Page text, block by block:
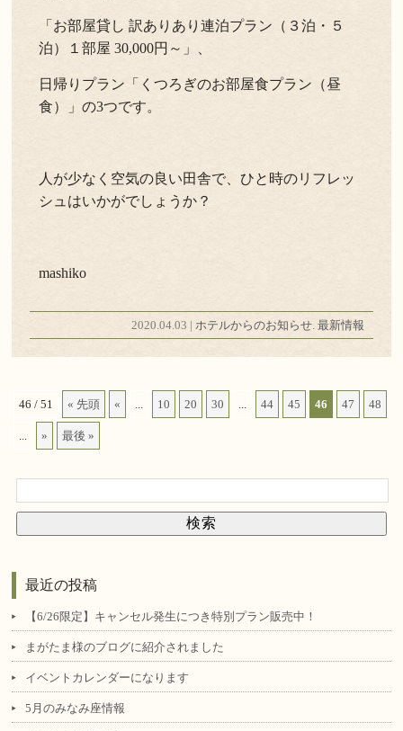
「お部屋貸し 訳ありあり連泊プラン（３泊・５
泊）１部屋 30,000円～」、
日帰りプラン「くつろぎのお部屋食プラン（昼
食）」の3つです。
人が少なく空気の良い田舎で、ひと時のリフレッ
シュはいかがでしょうか？
mashiko
2020.04.03 | ホテルからのお知らせ. 最新情報
46 / 51 « 先頭 « ... 10 20 30 ... 44 45 46 47 48
... » 最後 »
最近の投稿
【6/26限定】キャンセル発生につき特別プラン販売中！
まがたま様のブログに紹介されました
イベントカレンダーになります
5月のみなみ座情報